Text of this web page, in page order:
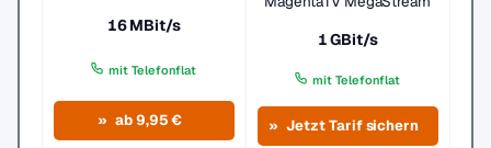
16 MBit/s
mit Telefonflat
ab 9,95 €
1 GBit/s
mit Telefonflat
Jetzt Tarif sichern